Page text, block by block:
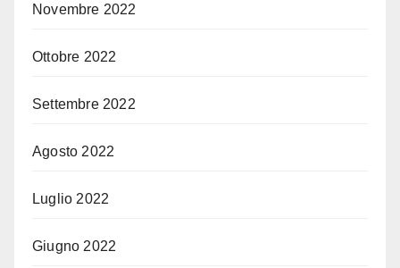
Novembre 2022
Ottobre 2022
Settembre 2022
Agosto 2022
Luglio 2022
Giugno 2022